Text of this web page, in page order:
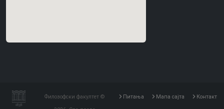
Филозофски факултет ©
Питања Мапа сајта Контакт